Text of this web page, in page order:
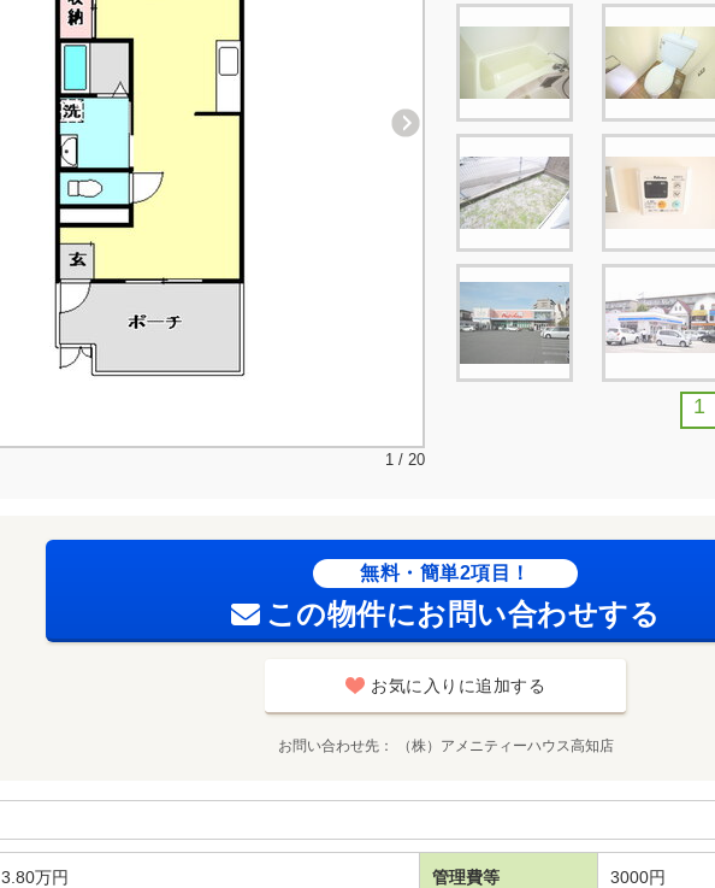
1 / 20
1
無料・簡単2項目！
この物件にお問い合わせする
お気に入りに追加する
お問い合わせ先 （株）アメニティーハウス高知店
3.80万円 管理費等 3000円